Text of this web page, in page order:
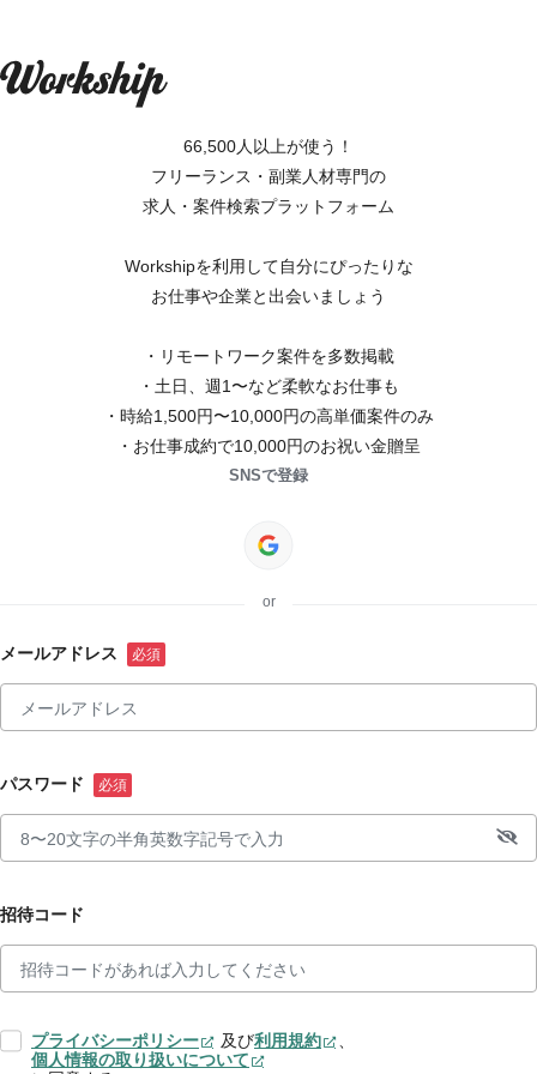
66,500人以上が使う！
フリーランス・副業人材専門の
求人・案件検索プラットフォーム
Workshipを利用して自分にぴったりな
お仕事や企業と出会いましょう
・リモートワーク案件を多数掲載
・土日、週1〜など柔軟なお仕事も
・時給1,500円〜10,000円の高単価案件のみ
・お仕事成約で10,000円のお祝い金贈呈
SNSで登録
or
メールアドレス
パスワード
招待コード
プライバシーポリシー 及び利用規約
、
個人情報の取り扱いについて